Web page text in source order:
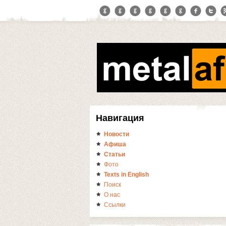
Навигация
Новости
Афиша
Статьи
Фото
Texts in English
Поиск
О нас
Ссылки